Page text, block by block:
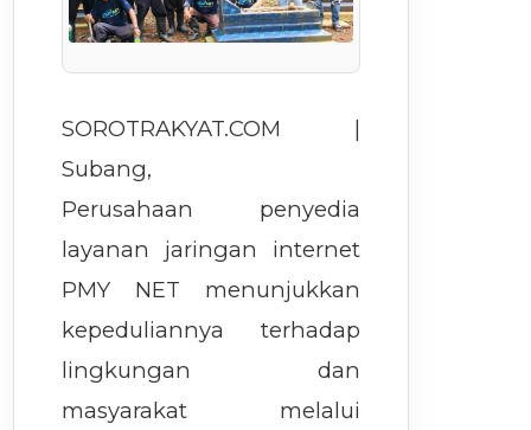
SOROTRAKYAT.COM |
Subang,
Perusahaan penyedia
layanan jaringan internet
PMY NET menunjukkan
kepeduliannya terhadap
lingkungan dan
masyarakat melalui